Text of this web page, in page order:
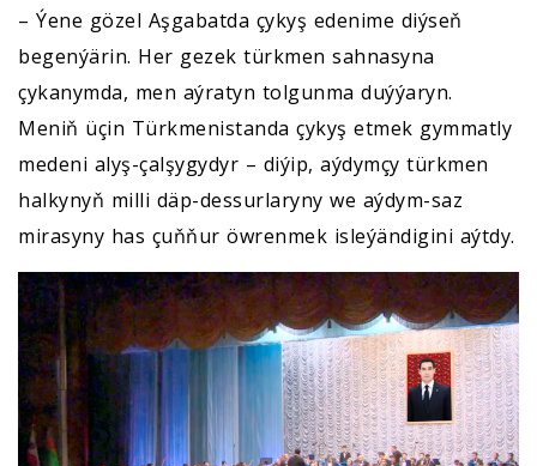
– Ýene gözel Aşgabatda çykyş edenime diýseň
begenýärin. Her gezek türkmen sahnasyna
çykanymda, men aýratyn tolgunma duýýaryn.
Meniň üçin Türkmenistanda çykyş etmek gymmatly
medeni alyş-çalşygydyr – diýip, aýdymçy türkmen
halkynyň milli däp-dessurlaryny we aýdym-saz
mirasyny has çuňňur öwrenmek isleýändigini aýtdy.